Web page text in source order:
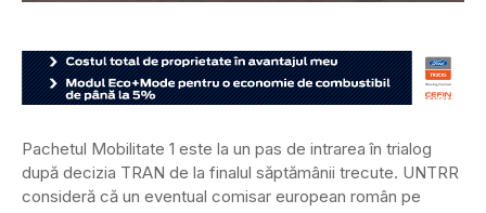
Pachetul Mobilitate 1 este la un pas de intrarea în trialog
după decizia TRAN de la finalul săptămânii trecute. UNTRR
consideră că un eventual comisar european român pe